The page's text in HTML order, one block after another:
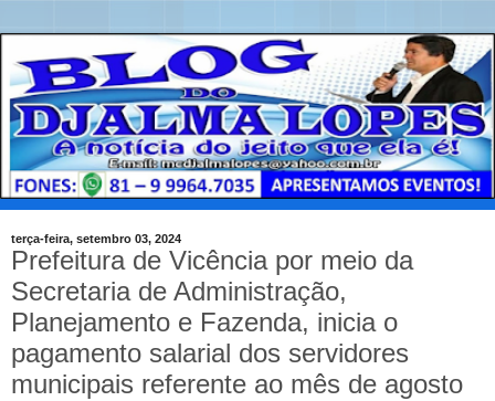
terça-feira, setembro 03, 2024
Prefeitura de Vicência por meio da
Secretaria de Administração,
Planejamento e Fazenda, inicia o
pagamento salarial dos servidores
municipais referente ao mês de agosto